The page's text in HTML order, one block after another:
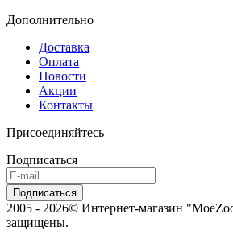
Дополнительно
Доставка
Оплата
Новости
Акции
Контакты
Присоединяйтесь
Подписаться
2005 - 2026© Интернет-магазин
защищены.